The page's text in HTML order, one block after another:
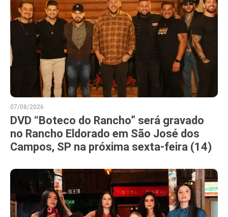
07/08/2026
DVD “Boteco do Rancho” será gravado
no Rancho Eldorado em São José dos
Campos, SP na próxima sexta-feira (14)